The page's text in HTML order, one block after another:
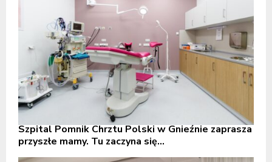
Szpital Pomnik Chrztu Polski w Gnieźnie zaprasza
przyszłe mamy. Tu zaczyna się...